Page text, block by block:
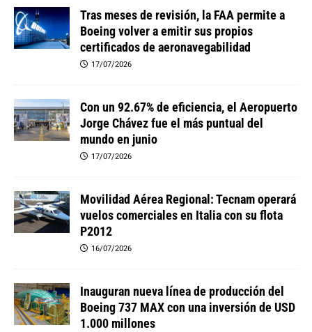
Tras meses de revisión, la FAA permite a
Boeing volver a emitir sus propios
certificados de aeronavegabilidad
17/07/2026
Con un 92.67% de eficiencia, el Aeropuerto
Jorge Chávez fue el más puntual del
mundo en junio
17/07/2026
Movilidad Aérea Regional: Tecnam operará
vuelos comerciales en Italia con su flota
P2012
16/07/2026
Inauguran nueva línea de producción del
Boeing 737 MAX con una inversión de USD
1.000 millones